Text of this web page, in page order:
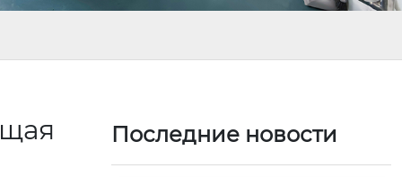
Последние новости